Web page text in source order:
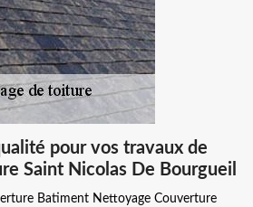
pour vos travaux de
Saint Nicolas De Bourgueil
Batiment Nettoyage Couverture